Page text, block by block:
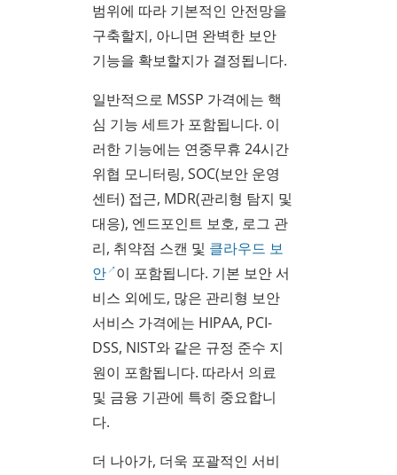
범위에 따라 기본적인 안전망을
구축할지, 아니면 완벽한 보안
기능을 확보할지가 결정됩니다.
일반적으로 MSSP 가격에는 핵
심 기능 세트가 포함됩니다. 이
러한 기능에는 연중무휴 24시간
위협 모니터링, SOC(보안 운영
센터) 접근, MDR(관리형 탐지 및
대응), 엔드포인트 보호, 로그 관
리, 취약점 스캔 및 클라우드 보
안 이 포함됩니다. 기본 보안 서
비스 외에도, 많은 관리형 보안
서비스 가격에는 HIPAA, PCI-
DSS, NIST와 같은 규정 준수 지
원이 포함됩니다. 따라서 의료
및 금융 기관에 특히 중요합니
다.
더 나아가, 더욱 포괄적인 서비